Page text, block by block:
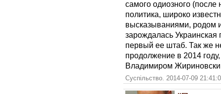
самого одиозного (после
политика, широко
высказываниями, родом
зарождалась Украинская
первый ее штаб. Так же
продолжение в 2014
Владимиром
Суспільство. 2014-07-09